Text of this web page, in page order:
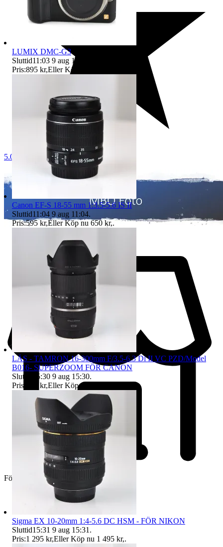
5.0
Företag
LUMIX DMC-G3
Sluttid11:03 9 aug 11:03
Pris:895 kr,Eller Köp nu
Canon EF-S 18-55 mm 1:3.5-5.6 IS II
Sluttid11:04 9 aug 11:04.
Pris:595 kr,Eller Köp nu 650 kr,.
LÄS - TAMRON 16-300mm F/3.5-6.3 Di II VC PZD/Model
B016- SUPERZOOM FÖR CANON
Sluttid
15:30 9 aug 15:30.
Pris:
795 kr,Eller Köp nu
Sigma EX 10-20mm 1:4-5.6 DC HSM - FÖR NIKON
Sluttid15:31 9 aug 15:31 .
Pris:1 295 kr,Eller Köp nu 1 495 kr,.